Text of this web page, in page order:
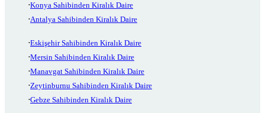
Konya Sahibinden Kiralık Daire
Antalya Sahibinden Kiralık Daire
Eskişehir Sahibinden Kiralık Daire
Mersin Sahibinden Kiralık Daire
Manavgat Sahibinden Kiralık Daire
Zeytinburnu Sahibinden Kiralık Daire
Gebze Sahibinden Kiralık Daire